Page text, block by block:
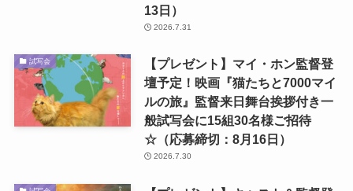
13日）
2026.7.31
試写会
【プレゼント】マイ・ホン監督登
壇予定！映画『猫たちと7000マイ
ルの旅』監督来日舞台挨拶付き一
般試写会に15組30名様ご招待
☆（応募締切：8月16日）
2026.7.30